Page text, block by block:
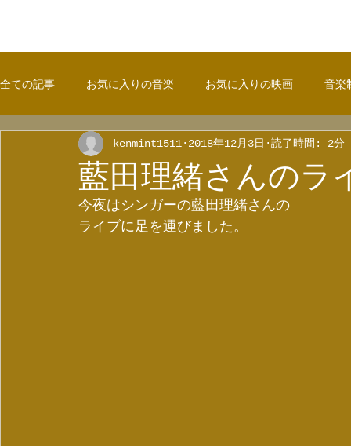
全ての記事 お気に入りの音楽 お気に入りの映画 音楽
藍田理緒さんのラ
kenmint1511 2018年12月3日 読了時間: 2分
今夜はシンガーの藍田理緒さんの
ライブに足を運びました。